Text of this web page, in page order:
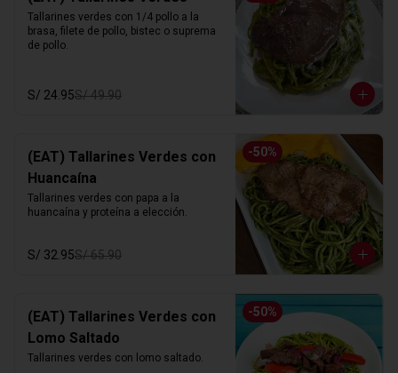
Tallarines verdes con 1/4 pollo a la
brasa, filete de pollo, bistec o suprema
de pollo.
S/ 24.95S/ 49.90
-50%
(EAT) Tallarines Verdes con
Huancaína
Tallarines verdes con papa a la
huancaína y proteína a elección.
S/ 32.95S/ 65.90
-50%
(EAT) Tallarines Verdes con
Lomo Saltado
Tallarines verdes con lomo saltado.